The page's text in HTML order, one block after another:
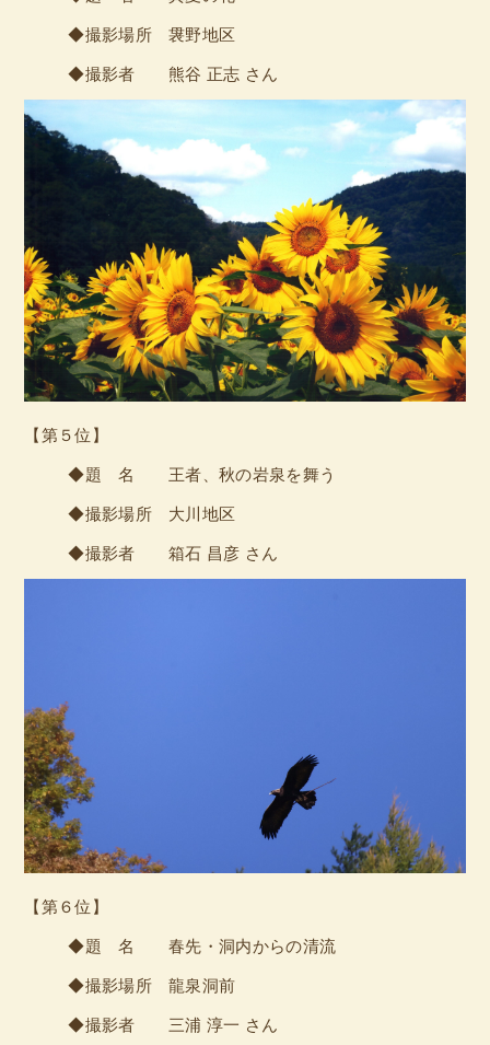
◆撮影場所 袰野地区
◆撮影者 熊谷 正志 さん
【第５位】
◆題 名 王者、秋の岩泉を舞う
◆撮影場所 大川地区
◆撮影者 箱石 昌彦 さん
【第６位】
◆題 名 春先・洞内からの清流
◆撮影場所 龍泉洞前
◆撮影者 三浦 淳一 さん